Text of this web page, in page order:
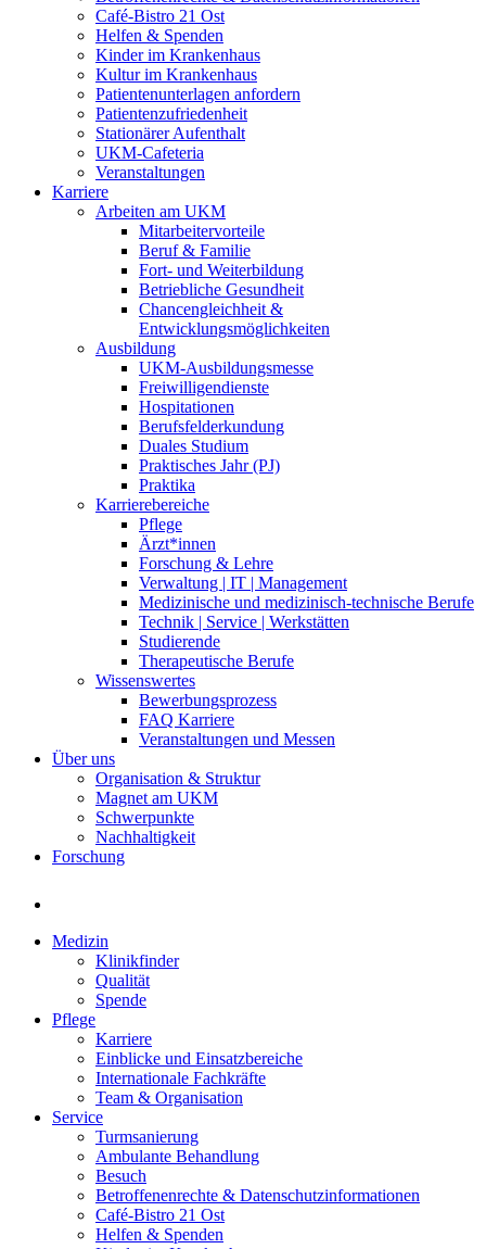
Café-Bistro 21 Ost
Helfen & Spenden
Kinder im Krankenhaus
Kultur im Krankenhaus
Patientenunterlagen anfordern
Patientenzufriedenheit
Stationärer Aufenthalt
UKM-Cafeteria
Veranstaltungen
Karriere
Arbeiten am UKM
Mitarbeitervorteile
Beruf & Familie
Fort- und Weiterbildung
Betriebliche Gesundheit
Chancengleichheit &
Entwicklungsmöglichkeiten
Ausbildung
UKM-Ausbildungsmesse
Freiwilligendienste
Hospitationen
Berufsfelderkundung
Duales Studium
Praktisches Jahr (PJ)
Praktika
Karrierebereiche
Pflege
Ärzt*innen
Forschung & Lehre
Verwaltung | IT | Management
Medizinische und medizinisch-technische Berufe
Technik | Service | Werkstätten
Studierende
Therapeutische Berufe
Wissenswertes
Bewerbungsprozess
FAQ Karriere
Veranstaltungen und Messen
Über uns
Organisation & Struktur
Magnet am UKM
Schwerpunkte
Nachhaltigkeit
Forschung
Medizin
Klinikfinder
Qualität
Spende
Pflege
Karriere
Einblicke und Einsatzbereiche
Internationale Fachkräfte
Team & Organisation
Service
Turmsanierung
Ambulante Behandlung
Besuch
Betroffenenrechte & Datenschutzinformationen
Café-Bistro 21 Ost
Helfen & Spenden